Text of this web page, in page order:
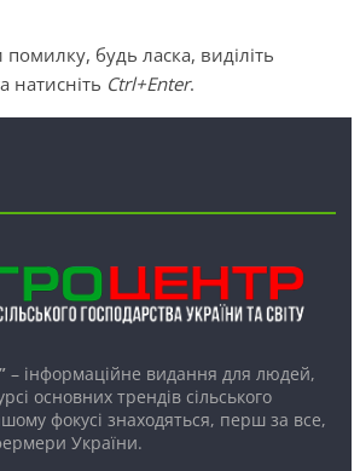
будь ласка, виділіть
натисніть Ctrl+Enter.
– інформаційне видання для людей,
основних трендів сільського
фокусі знаходяться, перш за все,
України.